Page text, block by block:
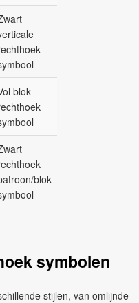
blok
blok
symbolen
stijlen, van omlijnde